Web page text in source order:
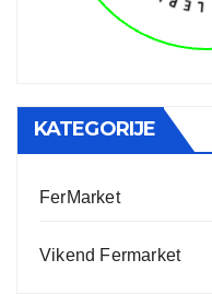
KATEGORIJE
FerMarket
Vikend Fermarket